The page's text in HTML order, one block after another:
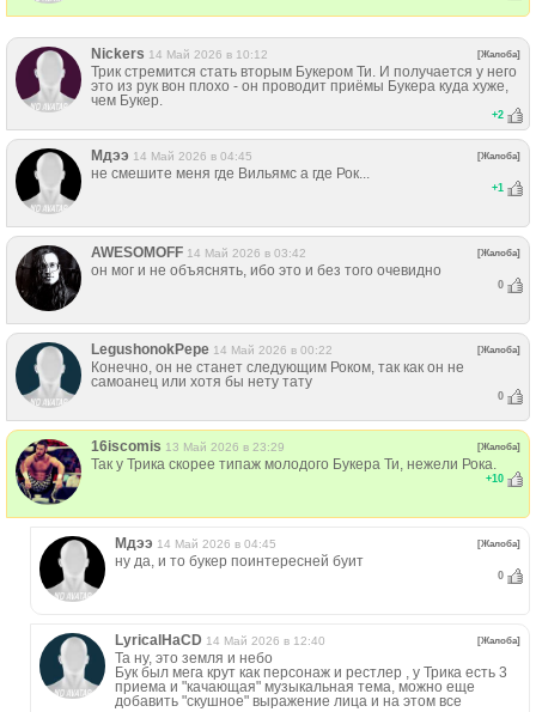
Nickers 14 Май 2026 в 10:12 [Жалоба]
Трик стремится стать вторым Букером Ти. И получается у него
это из рук вон плохо - он проводит приёмы Букера куда хуже,
чем Букер.
+2
Мдээ 14 Май 2026 в 04:45 [Жалоба]
не смешите меня где Вильямс а где Рок...
+1
AWESOMOFF 14 Май 2026 в 03:42 [Жалоба]
он мог и не объяснять, ибо это и без того очевидно
0
LegushonokPepe 14 Май 2026 в 00:22 [Жалоба]
Конечно, он не станет следующим Роком, так как он не
самоанец или хотя бы нету тату
0
16iscomis 13 Май 2026 в 23:29 [Жалоба]
Так у Трика скорее типаж молодого Букера Ти, нежели Рока.
+10
Мдээ 14 Май 2026 в 04:45 [Жалоба]
ну да, и то букер поинтересней буит
0
LyricalHaCD 14 Май 2026 в 12:40 [Жалоба]
Та ну, это земля и небо
Бук был мега крут как персонаж и рестлер , у Трика есть 3
приема и "качающая" музыкальная тема, можно еще
добавить "скушное" выражение лица и на этом все